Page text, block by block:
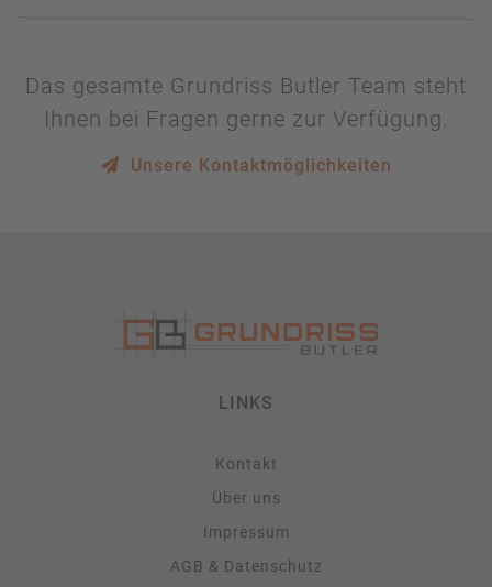
Das gesamte Grundriss Butler Team steht
Ihnen bei Fragen gerne zur Verfügung.
Unsere Kontaktmöglichkeiten
LINKS
Kontakt
Über uns
Impressum
AGB & Datenschutz